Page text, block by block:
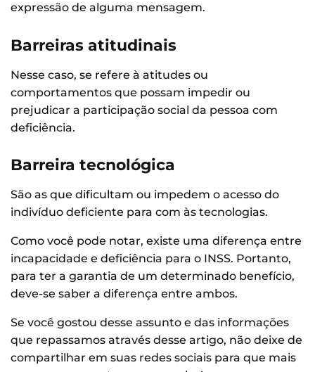
expressão de alguma mensagem.
Barreiras atitudinais
Nesse caso, se refere à atitudes ou
comportamentos que possam impedir ou
prejudicar a participação social da pessoa com
deficiência.
Barreira tecnológica
São as que dificultam ou impedem o acesso do
indivíduo deficiente para com às tecnologias.
Como você pode notar, existe uma diferença entre
incapacidade e deficiência para o INSS. Portanto,
para ter a garantia de um determinado benefício,
deve-se saber a diferença entre ambos.
Se você gostou desse assunto e das informações
que repassamos através desse artigo, não deixe de
compartilhar em suas redes sociais para que mais